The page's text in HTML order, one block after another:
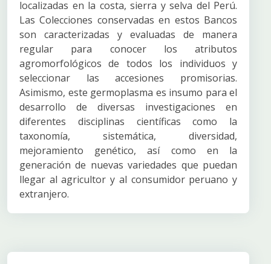
localizadas en la costa, sierra y selva del Perú.
Las Colecciones conservadas en estos Bancos
son caracterizadas y evaluadas de manera
regular para conocer los atributos
agromorfológicos de todos los individuos y
seleccionar las accesiones promisorias.
Asimismo, este germoplasma es insumo para el
desarrollo de diversas investigaciones en
diferentes disciplinas científicas como la
taxonomía, sistemática, diversidad,
mejoramiento genético, así como en la
generación de nuevas variedades que puedan
llegar al agricultor y al consumidor peruano y
extranjero.